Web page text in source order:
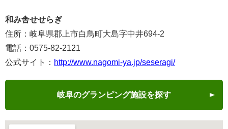
和み舎せせらぎ
住所：岐阜県郡上市白鳥町大島字中井694-2
電話：0575-82-2121
公式サイト： http://www.nagomi-ya.jp/seseragi/
岐阜のグランピング施設を探す